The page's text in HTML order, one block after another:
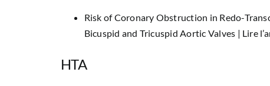
Risk of Coronary Obstruction in Redo-
Bicuspid and Tricuspid Aortic Valves | Lire
HTA